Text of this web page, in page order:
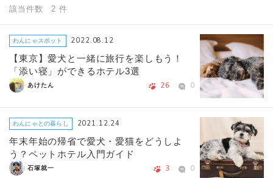
該当件数 2 件
わんにゃスポット 2022.08.12
【東京】愛犬と一緒に旅行を楽しもう！
「添い寝」ができるホテル3選
あけたん 26 0
わんにゃとの暮らし 2021.12.24
年末年始の帰省で愛犬・愛猫をどうしよ
う？ペットホテル入門ガイド
石塚就一 3 0